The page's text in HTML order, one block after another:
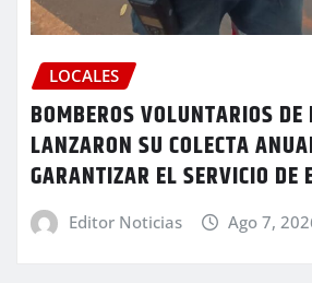
LOCALES
BOMBEROS VOLUNTARIOS DE
LANZARON SU COLECTA
GARANTIZAR EL SERVICIO DE
Editor Noticias Ago 7,